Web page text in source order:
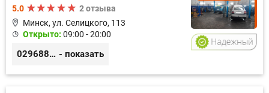
5.0
2 отзыва
Минск, ул. Селицкого, 113
Открыто: 09:00 - 20:00
0296889898 - показать